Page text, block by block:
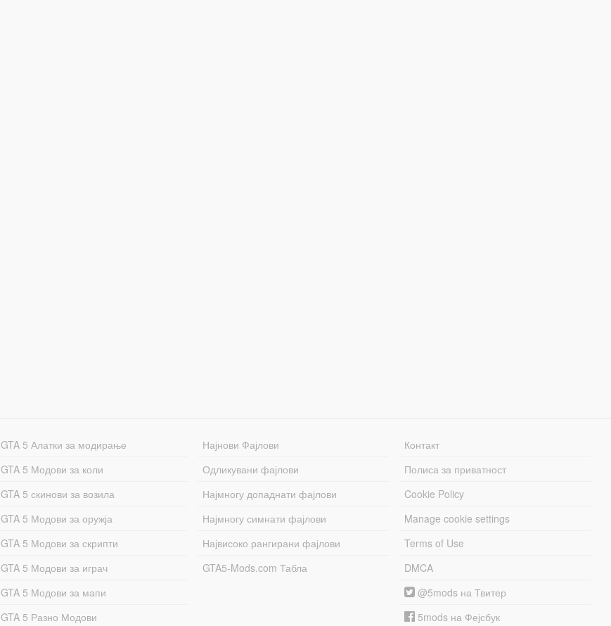
GTA 5 Алатки за модирање
GTA 5 Модови за коли
GTA 5 скинови за возила
GTA 5 Модови за оружја
GTA 5 Модови за скрипти
GTA 5 Модови за играч
GTA 5 Модови за мапи
GTA 5 Разно Модови
Најнови Фајлови
Одликувани фајлови
Најмногу допаднати фајлови
Најмногу симнати фајлови
Највисоко рангирани фајлови
GTA5-Mods.com Табла
Контакт
Полиса за приватност
Cookie Policy
Manage cookie settings
Terms of Use
DMCA
@5mods на Твитер
5mods на Фејсбук